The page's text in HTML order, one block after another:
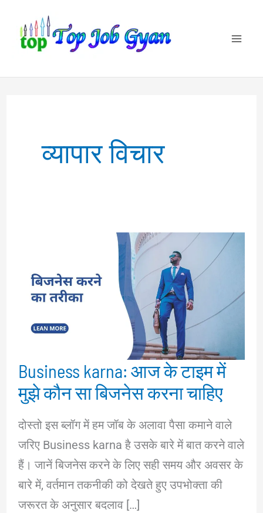
content
व्यापार विचार
Business karna: आज के टाइम में
मुझे कौन सा बिजनेस करना चाहिए
दोस्तो इस ब्लॉग में हम जॉब के अलावा पैसा कमाने वाले
जरिए Business karna है उसके बारे में बात करने वाले
हैं। जानें बिजनेस करने के लिए सही समय और अवसर के
बारे में, वर्तमान तकनीकी को देखते हुए उपभोक्ता की
जरूरत के अनुसार बदलाव […]